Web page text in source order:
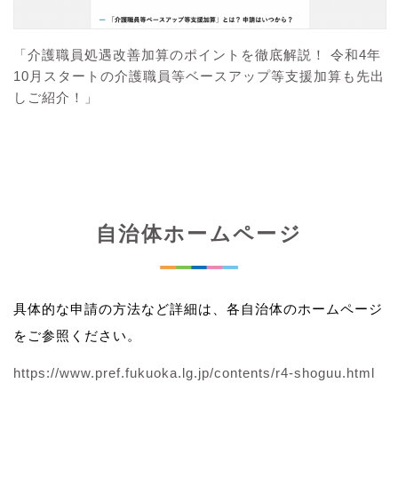
「介護職員処遇改善加算のポイントを徹底解説！ 令和4年
10月スタートの介護職員等ベースアップ等支援加算も先出
しご紹介！」
自治体ホームページ
具体的な申請の方法など詳細は、各自治体のホームページ
をご参照ください。
https://www.pref.fukuoka.lg.jp/contents/r4-shoguu.html